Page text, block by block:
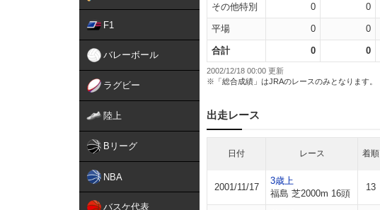
F1
バレーボール
ラグビー
陸上
Bリーグ
NBA
バスケ代表
その他特別 0 0
平場 0 0
合計 0 0
2002/12/18 00:00 更新
※「総合成績」はJRAのレースのみとなります。
出走レース
日付 レース 着順
2001/11/17
3歳上
福島 芝2000m 16頭
13